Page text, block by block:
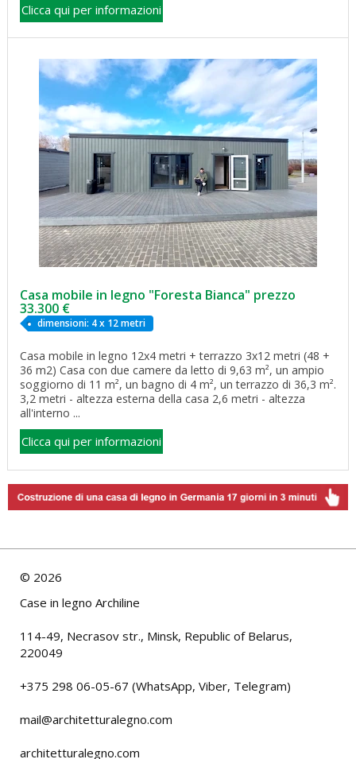
Clicca qui per informazioni
Casa mobile in legno "Foresta Bianca" prezzo
33.300 €
dimensioni: 4 x 12 metri
Casa mobile in legno 12x4 metri + terrazzo 3x12 metri (48 +
36 m2) Casa con due camere da letto di 9,63 m², un ampio
soggiorno di 11 m², un bagno di 4 m², un terrazzo di 36,3 m².
3,2 metri - altezza esterna della casa 2,6 metri - altezza
all'interno ...
Clicca qui per informazioni
© 2026
Case in legno Archiline
114-49, Necrasov str., Minsk, Republic of Belarus,
220049
+375 298 06-05-67 (WhatsApp, Viber, Telegram)
mail@architetturalegno.com
architetturalegno.com